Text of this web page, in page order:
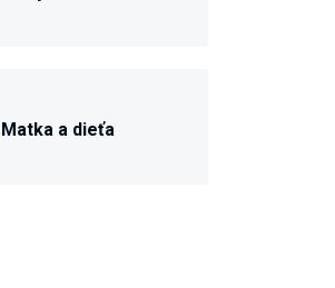
Matka a dieťa